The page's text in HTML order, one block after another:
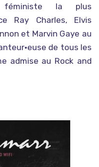
féministe la plus
Ray Charles, Elvis
et Marvin Gaye au
de tous les
admise au Rock and